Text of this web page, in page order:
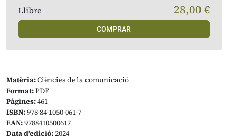
Matèria:Ciències de la comunicació
Format:PDF
Pàgines:461
ISBN:978-84-1050-061-7
EAN:9788410500617
Data d’edició:2024
Llibre 28,00 €
COMPRAR